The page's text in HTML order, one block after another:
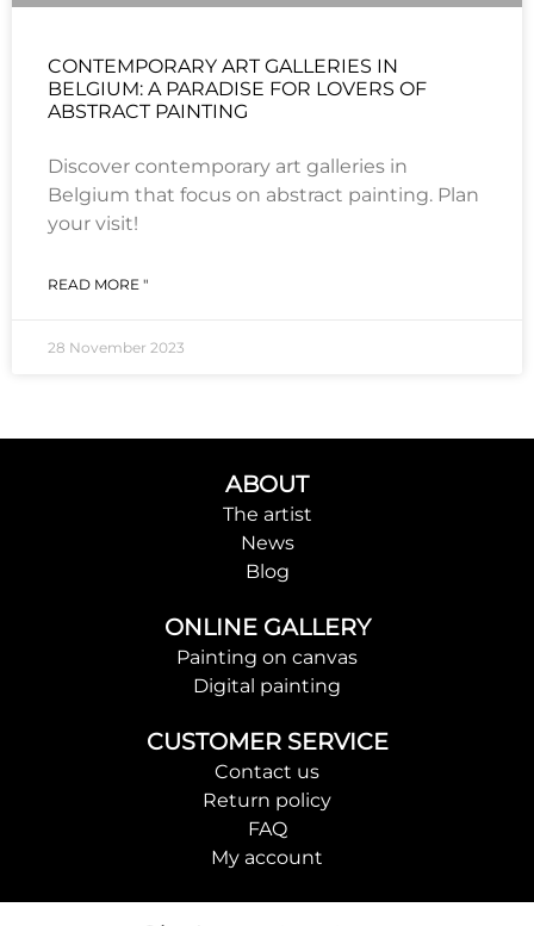
CONTEMPORARY ART GALLERIES IN
BELGIUM: A PARADISE FOR LOVERS OF
ABSTRACT PAINTING
Discover contemporary art galleries in
Belgium that focus on abstract painting. Plan
your visit!
READ MORE "
28 November 2023
ABOUT
The artist
News
Blog
ONLINE GALLERY
Painting on canvas
Digital painting
CUSTOMER SERVICE
Contact us
Return policy
FAQ
My account